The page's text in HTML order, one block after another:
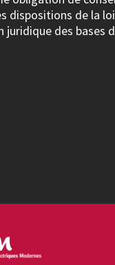
dispositions de la
des bases